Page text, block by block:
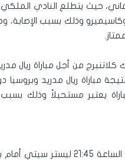
حيث يتطلع النادي
وذلك بسبب
كلاتنبرج من أجل مباراة ريال
نتيجة مباراة ريال مدريد
يعتبر مستحيلاً وذلك
كما ويلتقي مساء اليوم